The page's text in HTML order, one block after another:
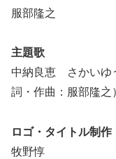
服部隆之
主題歌
中納良恵 さかい
詞・作曲：服部隆之
ロゴ・タイトル制作
牧野惇